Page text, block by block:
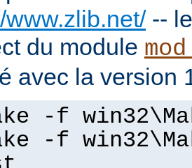
www.zlib.net/--
du module
avec la version
-f
-f